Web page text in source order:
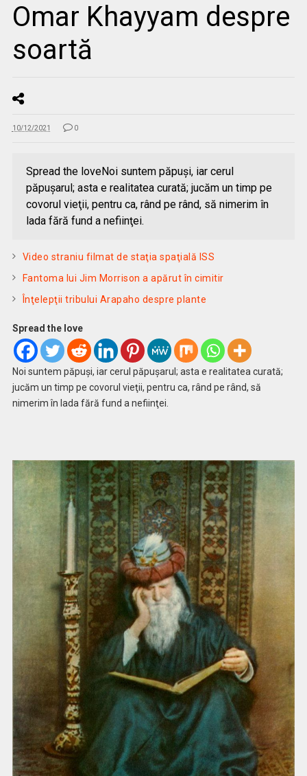
Omar Khayyam despre
soartă
10/12/2021 0
Spread the loveNoi suntem păpuşi, iar cerul
păpuşarul; asta e realitatea curată; jucăm un timp pe
covorul vieţii, pentru ca, rând pe rând, să nimerim în
lada fără fund a nefiinţei.
Video straniu filmat de staţia spaţială ISS
Fantoma lui Jim Morrison a apărut în cimitir
Înţelepţii tribului Arapaho despre plante
Spread the love
Noi suntem păpuşi, iar cerul păpuşarul; asta e realitatea curată;
jucăm un timp pe covorul vieţii, pentru ca, rând pe rând, să
nimerim în lada fără fund a nefiinţei.